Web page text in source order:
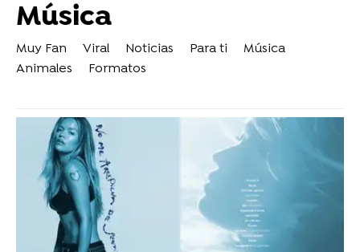
Música
Muy Fan Viral Noticias Para ti
Música
Animales
Formatos